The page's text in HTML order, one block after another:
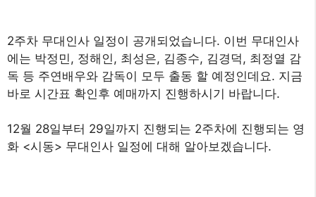
2주차 무대인사 일정이 공개되었습니다. 이번 무대인사
에는 박정민, 정해인, 최성은, 김종수, 김경덕, 최정열 감
독 등 주연배우와 감독이 모두 출동 할 예정인데요. 지금
바로 시간표 확인후 예매까지 진행하시기 바랍니다.
12월 28일부터 29일까지 진행되는 2주차에 진행되는 영
화 <시동> 무대인사 일정에 대해 알아보겠습니다.